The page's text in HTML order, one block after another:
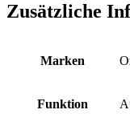
Zusätzliche
Marken
Funktion